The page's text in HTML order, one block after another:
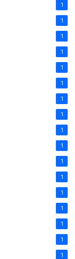
1
1
1
1
1
1
1
1
1
1
1
1
1
1
1
1
1